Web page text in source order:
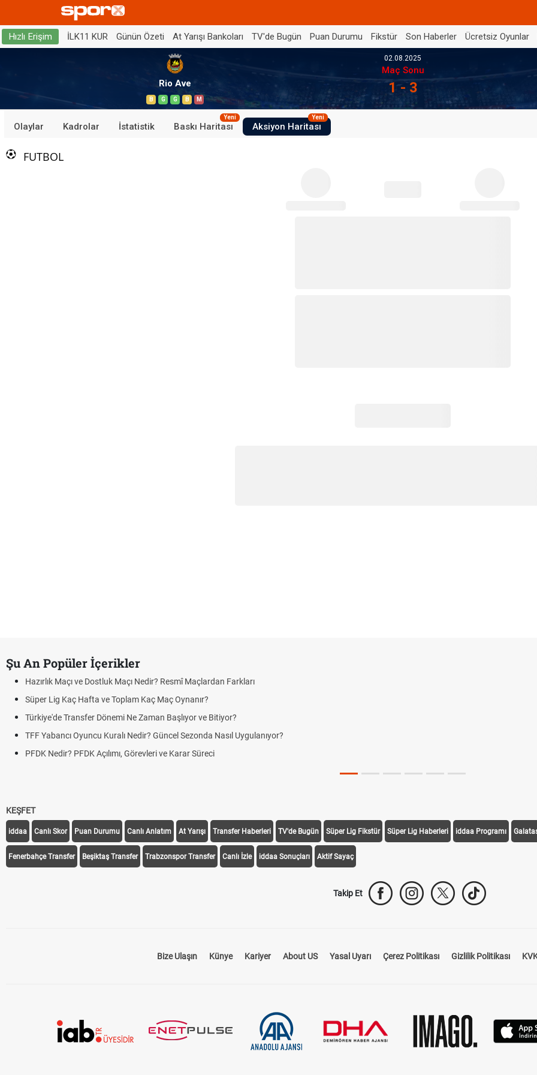
Hızlı Erişim İLK11 KUR Günün Özeti At Yarışı Bankoları TV'de Bugün Puan Durumu Fikstür Son Haberler Ücretsiz Oyunlar
Rio Ave
B G G B M
02.08.2025
Maç Sonu
1 - 3
Olaylar Kadrolar İstatistik Baskı Haritası
Yeni
Aksiyon Haritası
Yeni
FUTBOL
Şu An Popüler İçerikler
Maçı ve Dostluk Maçı Nedir? Resmî Maçlardan Farkları
Lig Kaç Hafta ve Toplam Kaç Maç Oynanır?
Transfer Dönemi Ne Zaman Başlıyor ve Bitiyor?
Oyuncu Kuralı Nedir? Güncel Sezonda Nasıl Uygulanıyor?
Nedir? PFDK Açılımı, Görevleri ve Karar Süreci
KEŞFET
iddaa Canlı Skor Puan Durumu Canlı Anlatım At Yarışı Transfer Haberleri TV'de Bugün Süper Lig Fikstür Süper Lig Haberleri iddaa Programı
Fenerbahçe Transfer Beşiktaş Transfer Trabzonspor Transfer Canlı İzle iddaa Sonuçları Aktif Sayaç
Takip Et
Bize Ulaşın Künye Kariyer About US Yasal Uyarı Çerez Politikası Gizlilik Politikası